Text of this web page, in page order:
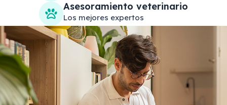
Asesoramiento veterinario
Los mejores expertos